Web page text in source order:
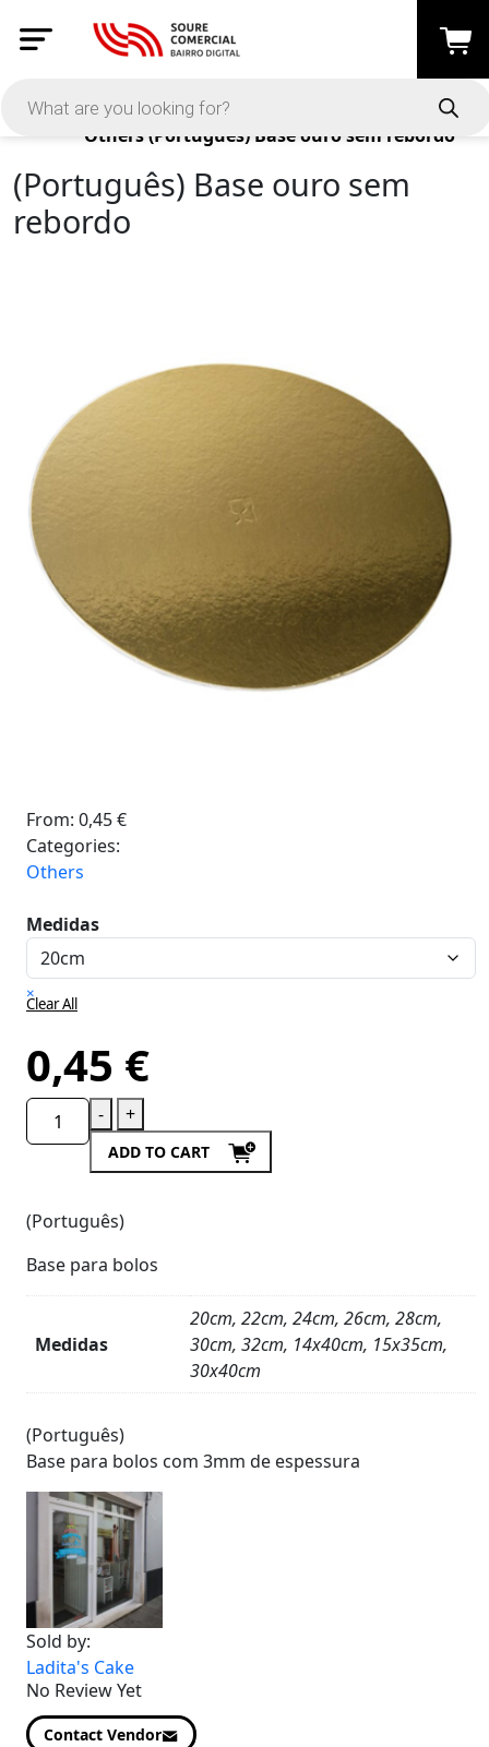
Products
Others(Português) Base ouro sem rebordo
(Português) Base ouro sem
rebordo
From: 0,45€
Categories:
Others
Medidas
×
Clear All
0,45 €
- +
ADD TO CART
(Português)
Base para bolos
Medidas
20cm, 22cm, 24cm, 26cm, 28cm,
30cm, 32cm, 14x40cm, 15x35cm,
30x40cm
Details
(Português)
Base para bolos com 3mm de espessura
Sold by:
Ladita's Cake
No Review Yet
Contact Vendor